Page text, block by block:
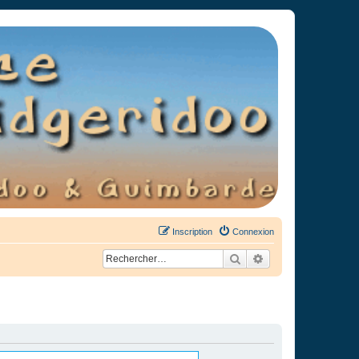
Connexion
Inscription
Rechercher